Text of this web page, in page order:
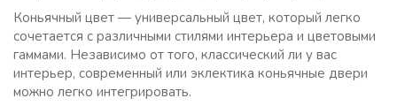
Коньячный цвет — универсальный цвет, который легко
сочетается с различными стилями интерьера и цветовыми
гаммами. Независимо от того, классический ли у вас
интерьер, современный или эклектика коньячные двери
можно легко интегрировать.